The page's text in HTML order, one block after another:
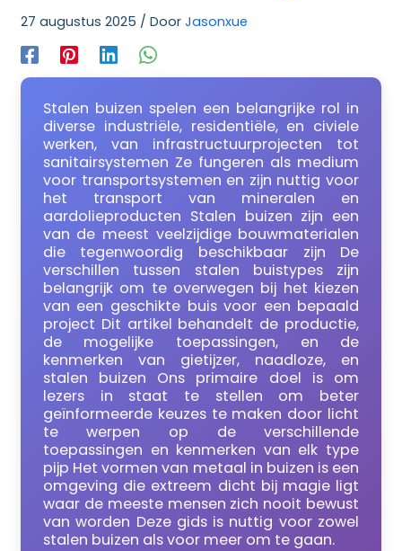
27 augustus 2025 / Door Jasonxue
Stalen buizen spelen een belangrijke rol in
diverse industriële, residentiële, en civiele
werken, van infrastructuurprojecten tot
sanitairsystemen Ze fungeren als medium
voor transportsystemen en zijn nuttig voor
het transport van mineralen en
aardolieproducten Stalen buizen zijn een
van de meest veelzijdige bouwmaterialen
die tegenwoordig beschikbaar zijn De
verschillen tussen stalen buistypes zijn
belangrijk om te overwegen bij het kiezen
van een geschikte buis voor een bepaald
project Dit artikel behandelt de productie,
de mogelijke toepassingen, en de
kenmerken van gietijzer, naadloze, en
stalen buizen Ons primaire doel is om
lezers in staat te stellen om beter
geïnformeerde keuzes te maken door licht
te werpen op de verschillende
toepassingen en kenmerken van elk type
pijp Het vormen van metaal in buizen is een
omgeving die extreem dicht bij magie ligt
waar de meeste mensen zich nooit bewust
van worden Deze gids is nuttig voor zowel
stalen buizen als voor meer om te gaan.